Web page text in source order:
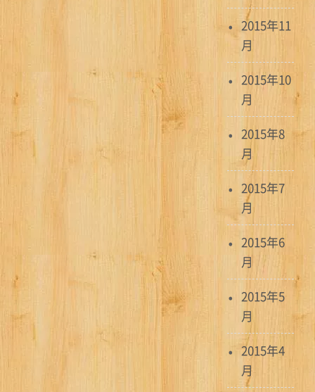
2015年11
月
2015年10
月
2015年8
月
2015年7
月
2015年6
月
2015年5
月
2015年4
月